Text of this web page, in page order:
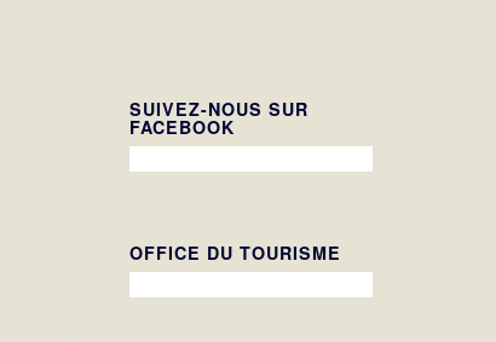
SUIVEZ-NOUS SUR
FACEBOOK
OFFICE DU TOURISME